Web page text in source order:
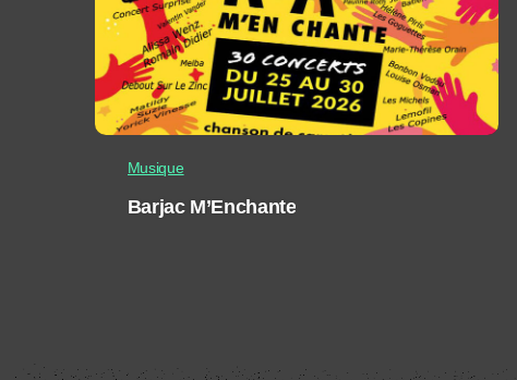
Musique
Barjac M’Enchante